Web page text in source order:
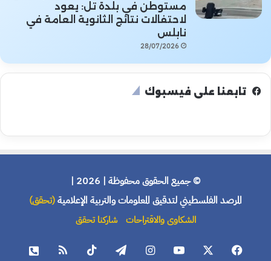
مستوطن في بلدة تل: يعود
لاحتفالات نتائج الثانوية العامة في
نابلس
28/07/2026
تابعنا على فيسبوك
© جميع الحقوق محفوظة | 2026 |
المرصد الفلسطيني لتدقيق المعلومات والتربية الإعلامية(تحقق)
الشكاوى والاقتراحات شاركنا تحقق
فيسبوك يوتيوب انستقرام تيلقرام ‫TikTok ملخص